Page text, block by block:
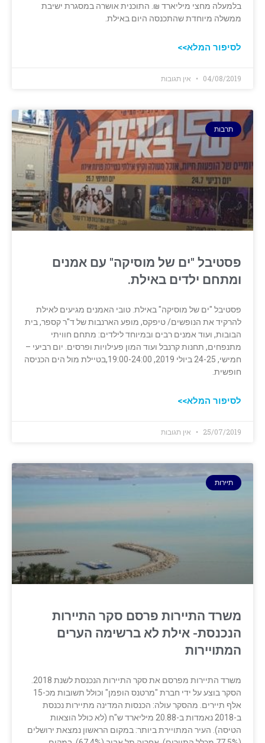
בלמעלה מחצי מיליארד ₪. התוכנית אושרה במסגרת ישיבת
ממשלה מיוחדת שהתכנסה היום באילת.
לסיפור המלא>>
04/08/2019 אין תגובות
תרבות
פסטיבל "ים של מוסיקה" עם אמנים
ומתחם ילדים באילת.
פסטיבל "ים של מוסיקה" באילת. טובי האמנים מגיעים לאילת
להרקיד את הנופשים/ טיפקס, מופע הארנבות של ד"ר קספר, בית
הבובות, ועוד אמנים רבים ובמיוחד לילדים: מתחם חוויתי
מתנפחים, תחנות קרנבל ועוד המון פעילויות ופרסים. יום רביעי –
חמישי, 24-25 ביולי 2019, 19:00-24:00,בטיילת מול הים הכניסה
חופשית.
לסיפור המלא>>
25/07/2019 אין תגובות
תיירות
משרד התיירות פרסם סקר התיירות
הנכנסת- אילת לא ברשימה הערים
המתויירות
הסקר בוצע על ‏ידי חברת "מרטנס הופמן" וכולל תשובות מכ-15
אלף תיירים. מהסקר עולה: ‏הכנסות המדינה מתיירות נכנסת
ב-2018 נאמדות ב-20.88 מיליארד ש"ח (לא כולל ‏הוצאות
הטיסה)‏. העיר המתויירת ביותר: במקום הראשון נמצאת ירושלים